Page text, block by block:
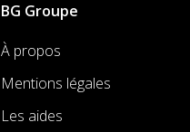
BG Groupe
À propos
Mentions légales
Les aides